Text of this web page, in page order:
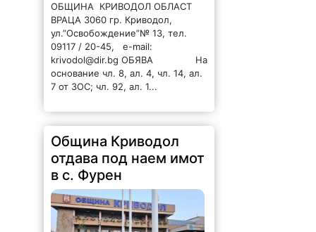
ОБЩИНА КРИВОДОЛ ОБЛАСТ
ВРАЦА 3060 гр. Криводол,
ул.”Освобождение”№ 13, тел.
09117 / 20-45, e-mail:
krivodol@dir.bg ОБЯВА На
основание чл. 8, ал. 4, чл. 14, ал.
7 от ЗОС; чл. 92, ал. 1...
Община Криводол
отдава под наем имот
в с. Фурен